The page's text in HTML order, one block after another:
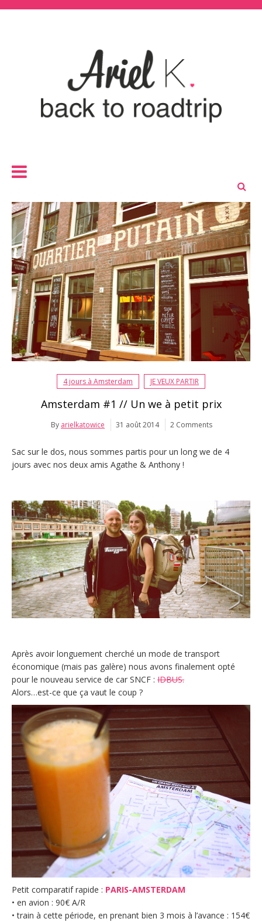
4 jours à Amsterdam JE VEUX PARTIR
Amsterdam #1 // Un we à petit prix
By arielkatowice 31 août 2014 2 Comments
Sac sur le dos, nous sommes partis pour un long we de 4
jours avec nos deux amis Agathe & Anthony !
Après avoir longuement cherché un mode de transport
économique (mais pas galère) nous avons finalement opté
pour le nouveau service de car SNCF : IDBUS.
Alors…est-ce que ça vaut le coup ?
Petit comparatif rapide : PARIS-AMSTERDAM
• en avion : 90€ A/R
• train à cette période, en prenant bien 3 mois à l’avance : 154€